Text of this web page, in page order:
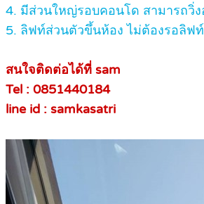
4. มีส่วนใหญ่รอบคอนโด สามารถวิ่
5. ลิฟท์ส่วนตัวขึ้นห้อง ไม่ต้องรอลิฟ
สนใจติดต่อได้ที่ sam
Tel : 0851440184
line id : samkasatri